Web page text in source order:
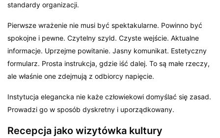
standardy organizacji.
Pierwsze wrażenie nie musi być spektakularne. Powinno być
spokojne i pewne. Czytelny szyld. Czyste wejście. Aktualne
informacje. Uprzejme powitanie. Jasny komunikat. Estetyczny
formularz. Prosta instrukcja, gdzie iść dalej. To są małe rzeczy,
ale właśnie one zdejmują z odbiorcy napięcie.
Instytucja elegancka nie każe człowiekowi domyślać się zasad.
Prowadzi go w sposób dyskretny i uporządkowany.
Recepcja jako wizytówka kultury